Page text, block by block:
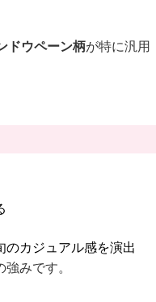
ドウペーン柄が特に汎用
のカジュアル感を演出
みです。